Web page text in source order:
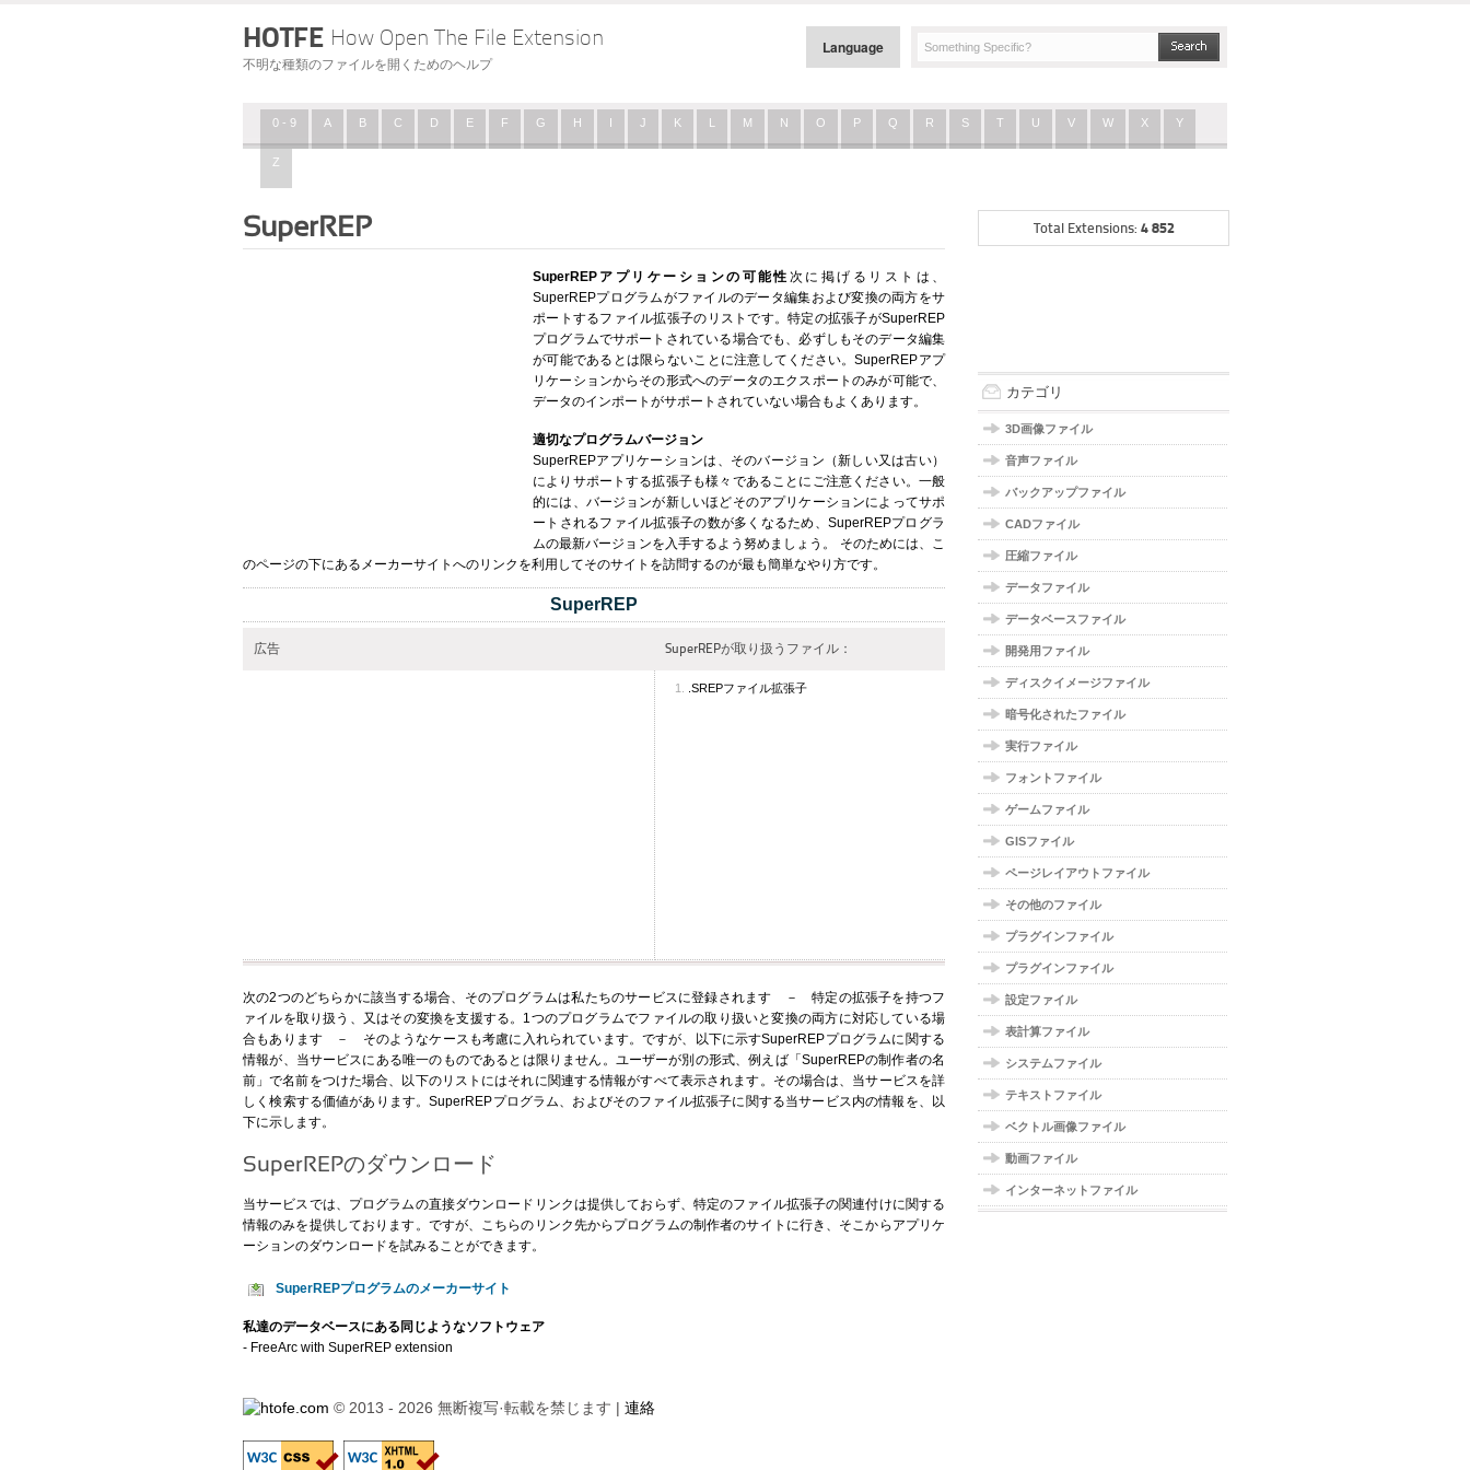
HOTFE How Open The File Extension
不明な種類のファイルを開くためのヘルプ
Language
0 - 9 A B C D E F G H I J K L M N O P Q R S T U V W X Y
Z
SuperREP
SuperREPアプリケーションの可能性 次に掲げるリストは、
SuperREPプログラムがファイルのデータ編集および変換の両方をサ
ポートするファイル拡張子のリストです。特定の拡張子がSuperREP
プログラムでサポートされている場合でも、必ずしもそのデータ編集
が可能であるとは限らないことに注意してください。SuperREPアプ
リケーションからその形式へのデータのエクスポートのみが可能で、
データのインポートがサポートされていない場合もよくあります。
適切なプログラムバージョン
SuperREPアプリケーションは、そのバージョン（新しい又は古い）
によりサポートする拡張子も様々であることにご注意ください。一般
的には、バージョンが新しいほどそのアプリケーションによってサポ
ートされるファイル拡張子の数が多くなるため、SuperREPプログラ
ムの最新バージョンを入手するよう努めましょう。 そのためには、こ
のページの下にあるメーカーサイトへのリンクを利用してそのサイトを訪問するのが最も簡単なやり方です。
SuperREP
広告 SuperREPが取り扱うファイル：
.SREPファイル拡張子
次の2つのどちらかに該当する場合、そのプログラムは私たちのサービスに登録されます － 特定の拡張子を持つフ
ァイルを取り扱う、又はその変換を支援する。1つのプログラムでファイルの取り扱いと変換の両方に対応している場
合もあります － そのようなケースも考慮に入れられています。ですが、以下に示すSuperREPプログラムに関する
情報が、当サービスにある唯一のものであるとは限りません。ユーザーが別の形式、例えば「SuperREPの制作者の名
前」で名前をつけた場合、以下のリストにはそれに関連する情報がすべて表示されます。その場合は、当サービスを詳
しく検索する価値があります。SuperREPプログラム、およびそのファイル拡張子に関する当サービス内の情報を、以
下に示します。
SuperREPのダウンロード
当サービスでは、プログラムの直接ダウンロードリンクは提供しておらず、特定のファイル拡張子の関連付けに関する
情報のみを提供しております。ですが、 こちらのリンク先からプログラムの制作者のサイトに行き、そこからアプリケ
ーションのダウンロードを試みることができます。
SuperREPプログラムのメーカーサイト
私達のデータベースにある同じようなソフトウェア
- FreeArc with SuperREP extension
Total Extensions: 4 852
カテゴリ
3D画像ファイル
音声ファイル
バックアップファイル
CADファイル
圧縮ファイル
データファイル
データベースファイル
開発用ファイル
ディスクイメージファイル
暗号化されたファイル
実行ファイル
フォントファイル
ゲームファイル
GISファイル
ページレイアウトファイル
その他のファイル
プラグインファイル
プラグインファイル
設定ファイル
表計算ファイル
システムファイル
テキストファイル
ベクトル画像ファイル
動画ファイル
インターネットファイル
© 2013 - 2026 無断複写·転載を禁じます | 連絡